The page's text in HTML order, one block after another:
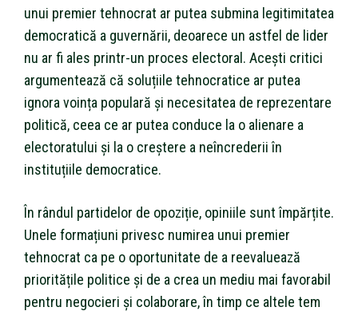
unui premier tehnocrat ar putea submina legitimitatea
democratică a guvernării, deoarece un astfel de lider
nu ar fi ales printr-un proces electoral. Acești critici
argumentează că soluțiile tehnocratice ar putea
ignora voința populară și necesitatea de reprezentare
politică, ceea ce ar putea conduce la o alienare a
electoratului și la o creștere a neîncrederii în
instituțiile democratice.
În rândul partidelor de opoziție, opiniile sunt împărțite.
Unele formațiuni privesc numirea unui premier
tehnocrat ca pe o oportunitate de a reevaluează
prioritățile politice și de a crea un mediu mai favorabil
pentru negocieri și colaborare, în timp ce altele tem